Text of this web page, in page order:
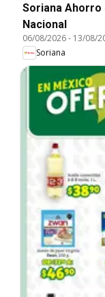
Soriana
Nacional
06/08/2026- 13/08/
Soriana